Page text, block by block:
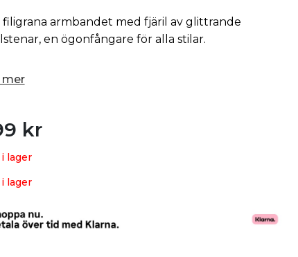
filigrana armbandet med fjäril av glittrande
en ögonfångare för alla stilar.
mer
kr
lager
lager